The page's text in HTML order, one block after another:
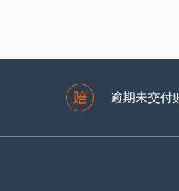
逾期未交付